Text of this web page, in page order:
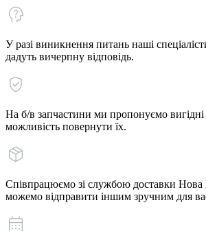
У разі виникнення питань наші
дадуть вичерпну відповідь.
На б/в запчастини ми пропонуємо
можливість повернути їх.
Співпрацюємо зі службою доставки Нова
можемо відправити іншим зручним для